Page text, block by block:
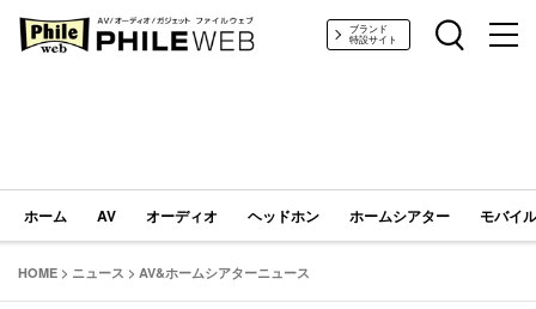
PHILE WEB｜AV/オーディオ/ガジェットブランド
特設サイト
ホーム AV オーディオ ヘッドホン ホームシアター モバイ
HOME > ニュース > AV&ホームシアターニュース